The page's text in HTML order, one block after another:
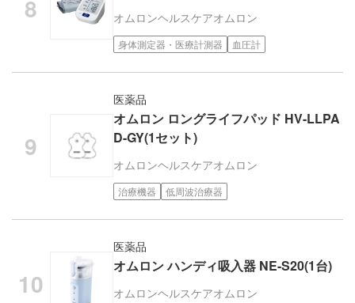
オムロンヘルスケアオムロン
身体測定器・医療計測器 血圧計
医薬品
オムロン ロングライフパッド HV-LLPA
D-GY(1セット)
オムロンヘルスケアオムロン
治療機器 低周波治療器
医薬品
オムロン ハンディ吸入器 NE-S20(1台)
オムロンヘルスケアオムロン